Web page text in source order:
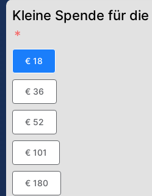
Kleine Spende für
€ 18
€ 36
€ 52
€ 101
€ 180